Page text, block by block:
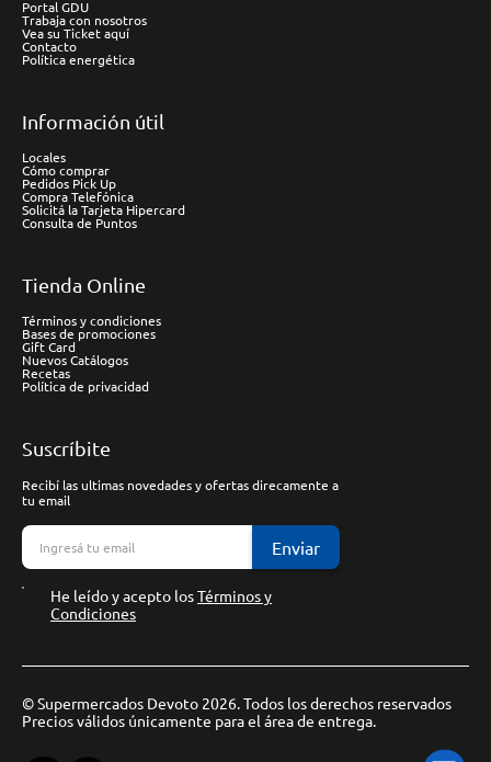
Portal GDU
Trabaja con nosotros
Vea su Ticket aquí
Contacto
Política energética
Información útil
Locales
Cómo comprar
Pedidos Pick Up
Compra Telefónica
Solicitá la Tarjeta Hipercard
Consulta de Puntos
Tienda Online
Términos y condiciones
Bases de promociones
Gift Card
Nuevos Catálogos
Recetas
Política de privacidad
Suscríbite
Recibí las ultimas novedades y ofertas direcamente a
tu email
Enviar
He leído y acepto losTérminos y
Condiciones
© Supermercados Devoto 2026. Todos los derechos reservados
Precios válidos únicamente para el área de entrega.